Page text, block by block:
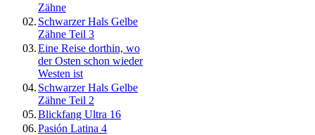
Zähne
02. Schwarzer Hals Gelbe
Zähne Teil 3
03.Eine Reise dorthin, wo
der Osten schon wieder
Westen ist
04. Schwarzer Hals Gelbe
Zähne Teil 2
05.Blickfang Ultra 16
06.Pasión Latina 4